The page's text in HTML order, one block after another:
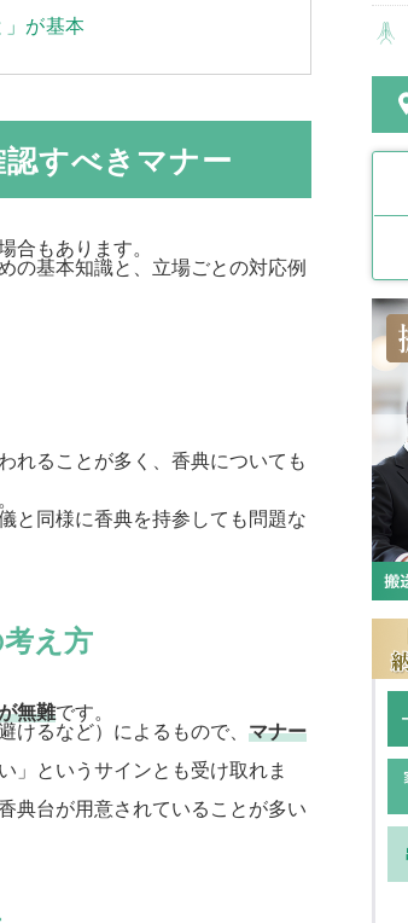
が基本
すべきマナー
もあります。
の基本知識と、立場ごとの対応例
れることが多く、香典についても
と同様に香典を持参しても問題な
え方
無難です。
るなど）によるもので、 マナー
」というサインとも受け取れま
典台が用意されていることが多い